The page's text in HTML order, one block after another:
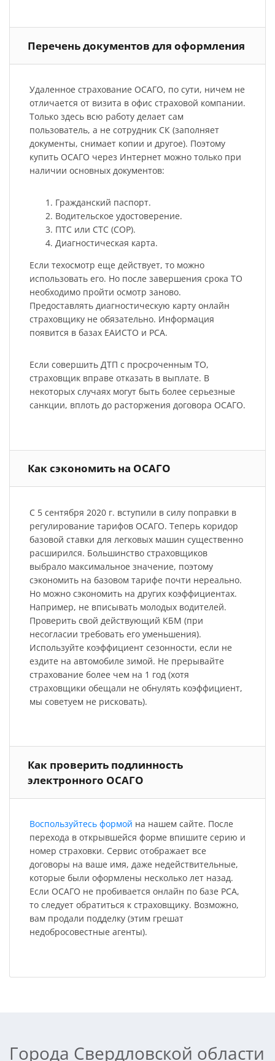
Перечень документов для оформления
Удаленное страхование ОСАГО, по сути, ничем не
отличается от визита в офис страховой компании.
Только здесь всю работу делает сам
пользователь, а не сотрудник СК (заполняет
документы, снимает копии и другое). Поэтому
купить ОСАГО через Интернет можно только при
наличии основных документов:
Гражданский паспорт.
Водительское удостоверение.
ПТС или СТС (СОР).
Диагностическая карта.
Если техосмотр еще действует, то можно
использовать его. Но после завершения срока ТО
необходимо пройти осмотр заново.
Предоставлять диагностическую карту онлайн
страховщику не обязательно. Информация
появится в базах ЕАИСТО и РСА.
Если совершить ДТП с просроченным ТО,
страховщик вправе отказать в выплате. В
некоторых случаях могут быть более серьезные
санкции, вплоть до расторжения договора ОСАГО.
Как сэкономить на ОСАГО
С 5 сентября 2020 г. вступили в силу поправки в
регулирование тарифов ОСАГО. Теперь коридор
базовой ставки для легковых машин существенно
расширился. Большинство страховщиков
выбрало максимальное значение, поэтому
сэкономить на базовом тарифе почти нереально.
Но можно сэкономить на других коэффициентах.
Например, не вписывать молодых водителей.
Проверить свой действующий КБМ (при
несогласии требовать его уменьшения).
Используйте коэффициент сезонности, если не
ездите на автомобиле зимой. Не прерывайте
страхование более чем на 1 год (хотя
страховщики обещали не обнулять коэффициент,
мы советуем не рисковать).
Как проверить подлинность
электронного ОСАГО
Воспользуйтесь формой на нашем сайте. После
перехода в открывшейся форме впишите серию и
номер страховки. Сервис отображает все
договоры на ваше имя, даже недействительные,
которые были оформлены несколько лет назад.
Если ОСАГО не пробивается онлайн по базе РСА,
то следует обратиться к страховщику. Возможно,
вам продали подделку (этим грешат
недобросовестные агенты).
Города Свердловской области